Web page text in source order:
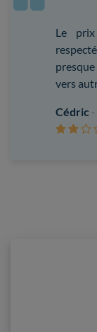
Le
vers
Cédric